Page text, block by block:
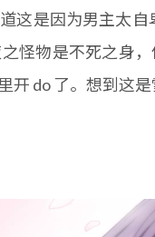
这是因为男主太
怪物是不死之身
开 do 了。想到这